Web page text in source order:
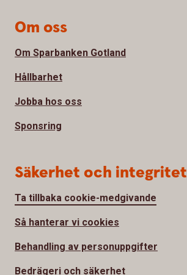
Om oss
Om Sparbanken Gotland
Hållbarhet
Jobba hos oss
Sponsring
Säkerhet och integritet
Ta tillbaka cookie-medgivande
Så hanterar vi cookies
Behandling av personuppgifter
Bedrägeri och säkerhet